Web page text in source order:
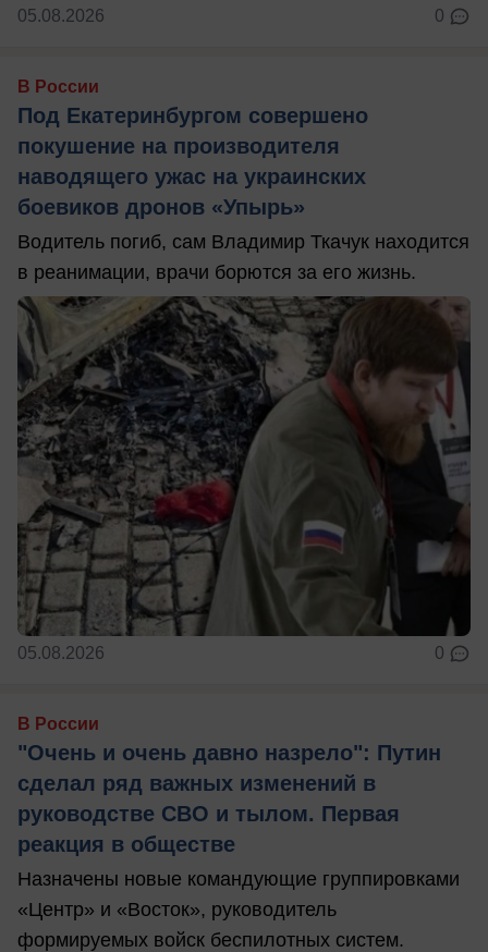
05.08.2026 0
В России
Под Екатеринбургом совершено
покушение на производителя
наводящего ужас на украинских
боевиков дронов «Упырь»
Водитель погиб, сам Владимир Ткачук находится
в реанимации, врачи борются за его жизнь.
05.08.2026 0
В России
"Очень и очень давно назрело": Путин
сделал ряд важных изменений в
руководстве СВО и тылом. Первая
реакция в обществе
Назначены новые командующие группировками
«Центр» и «Восток», руководитель
формируемых войск беспилотных систем.